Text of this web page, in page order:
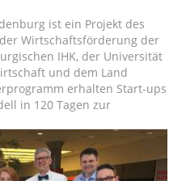
ist ein Projekt des
Wirtschaftsförderung der
IHK, der Universität
und dem Land
erhalten Start-ups
in 120 Tagen zur